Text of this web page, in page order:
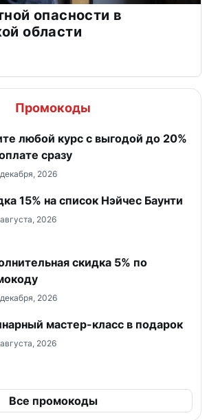
опасности в
области
Промокоды
любой курс с выгодой до 20%
сразу
2026
15% на список Нэйчес Баунти
2026
скидка 5% по
2026
мастер-класс в подарок
2026
Все промокоды